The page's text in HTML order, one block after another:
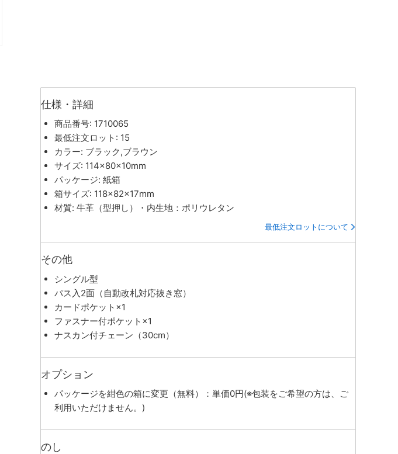
仕様・詳細
商品番号: 1710065
最低注文ロット: 15
カラー: ブラック,ブラウン
サイズ: 114×80×10mm
パッケージ: 紙箱
箱サイズ: 118×82×17mm
材質: 牛革（型押し）・内生地：ポリウレタン
最低注文ロットについて
その他
シングル型
パス入2面（自動改札対応抜き窓）
カードポケット×1
ファスナー付ポケット×1
ナスカン付チェーン（30cm）
オプション
パッケージを紺色の箱に変更（無料）：単価0円(※包装をご希望の方は、ご
利用いただけません。)
のし